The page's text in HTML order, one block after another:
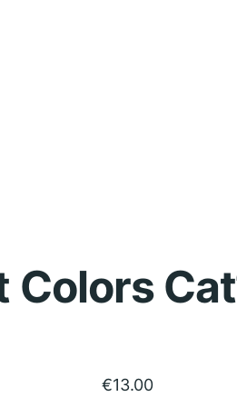
Colors
€13.00